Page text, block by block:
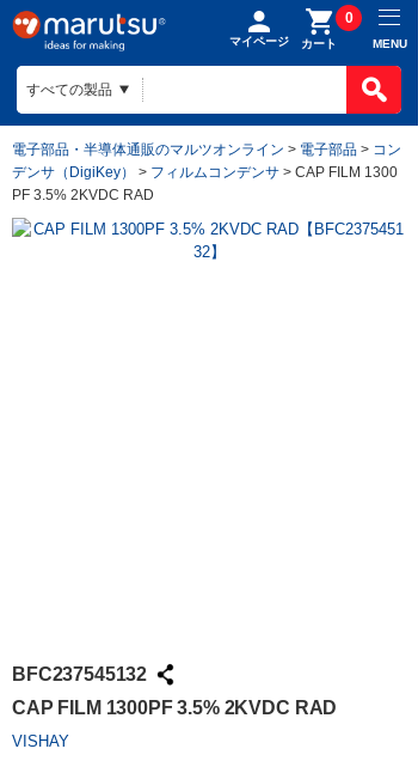
マイページ カート
0
MENU
電子部品・半導体通販のマルツオンライン > 電子部品 > コン
デンサ（DigiKey）
> フィルムコンデンサ > CAP FILM 1300
PF 3.5% 2KVDC RAD
BFC237545132
CAP FILM 1300PF 3.5% 2KVDC RAD
VISHAY